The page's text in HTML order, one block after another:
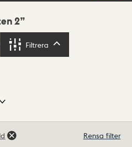
2
Filtrera
Rensa filter